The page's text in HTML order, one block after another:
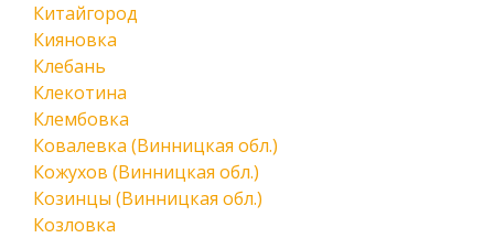
Китайгород
Кияновка
Клебань
Клекотина
Клембовка
Ковалевка (Винницкая обл.)
Кожухов (Винницкая обл.)
Козинцы (Винницкая обл.)
Козловка